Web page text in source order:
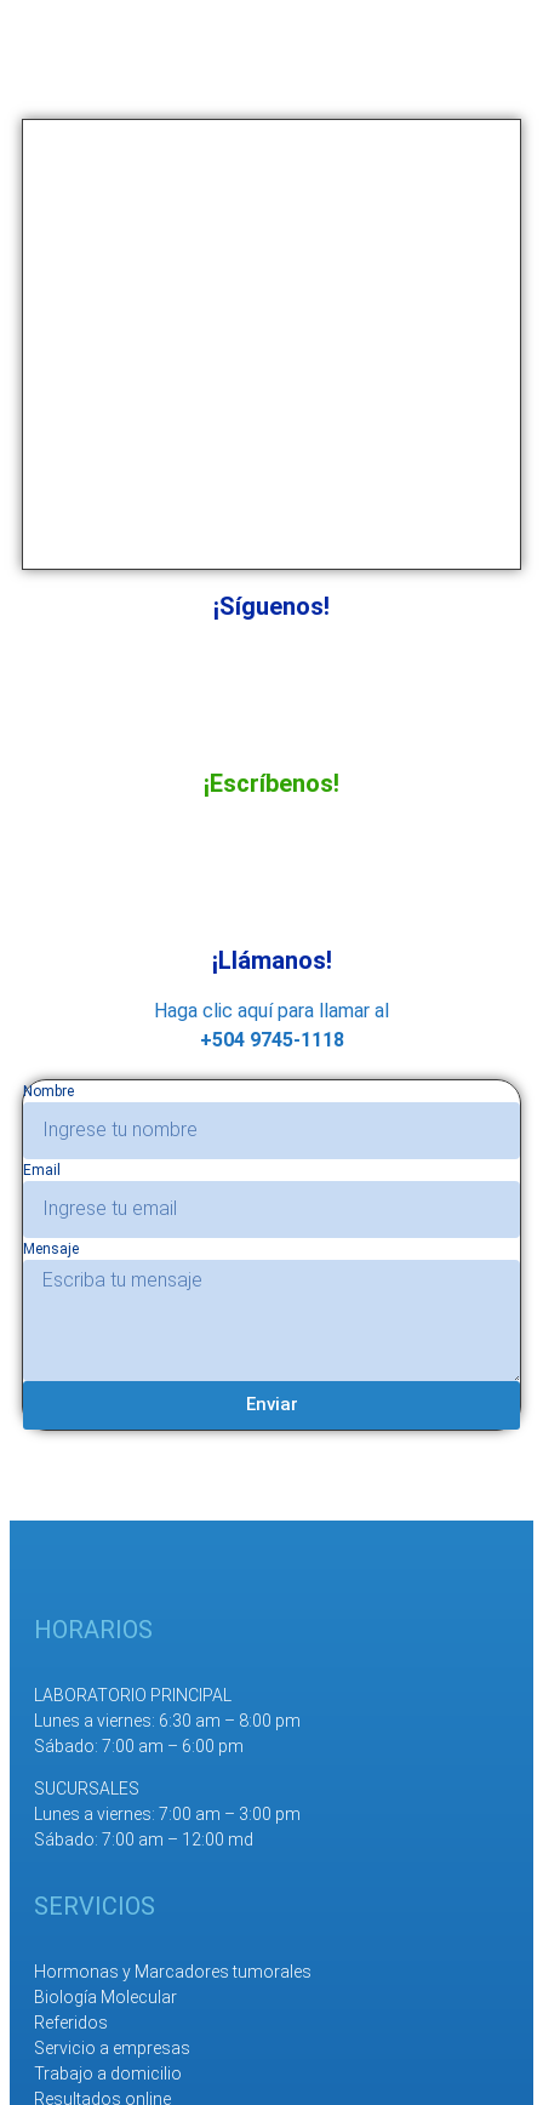
¡Síguenos!
¡Escríbenos!
¡Llámanos!
Haga clic aquí para llamar al
+504 9745-1118
Nombre
Email
Mensaje
Enviar
HORARIOS
LABORATORIO PRINCIPAL
Lunes a viernes: 6:30 am – 8:00 pm
Sábado: 7:00 am – 6:00 pm
SUCURSALES
Lunes a viernes: 7:00 am – 3:00 pm
Sábado: 7:00 am – 12:00 md
SERVICIOS
Hormonas y Marcadores tumorales
Biología Molecular
Referidos
Servicio a empresas
Trabajo a domicilio
Resultados online